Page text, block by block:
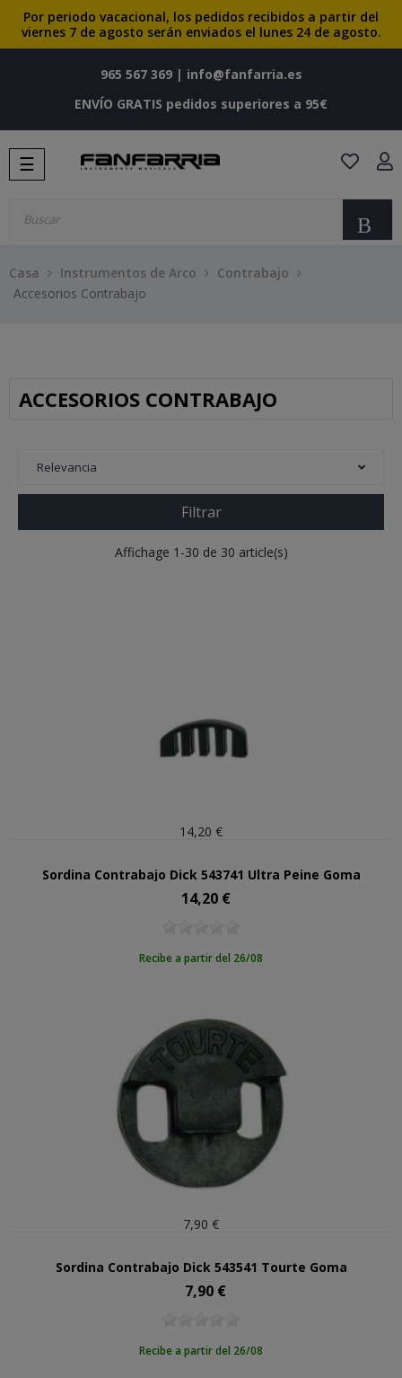
Por periodo vacacional, los pedidos recibidos a partir del
viernes 7 de agosto serán enviados el lunes 24 de agosto.
965 567 369| info@fanfarria.es
ENVÍO GRATIS pedidos superiores a 95€
Navegación
de
☰
Casa Instrumentos de Arco
Contrabajo
Accesorios Contrabajo
ACCESORIOS CONTRABAJO
Relevancia
Filtrar
Affichage 1-30 de 30 article(s)
14,20 €
Sordina Contrabajo Dick 543741 Ultra Peine Goma
Precio
14,20 €
Recibe a partir del 26/08
7,90 €
Sordina Contrabajo Dick 543541 Tourte Goma
Precio
7,90 €
Recibe a partir del 26/08